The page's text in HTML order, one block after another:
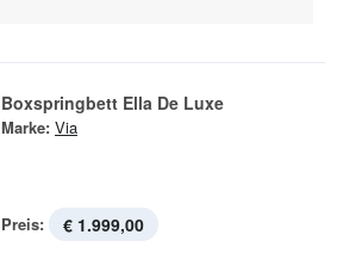
Boxspringbett Ella De Luxe
Marke: Via
Preis: € 1.999,00